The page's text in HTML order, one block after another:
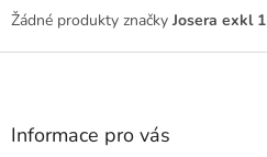
Žádné produkty značky Josera exkl 1
Z
Informace pro vás